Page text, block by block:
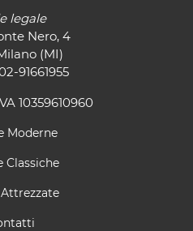
legale
Nero, 4
(MI)
91661955
10359610960
Moderne
Classiche